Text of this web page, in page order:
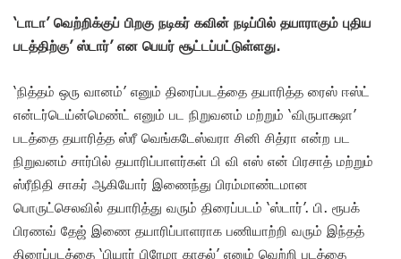
‘டாடா’ வெற்றிக்குப் பிறகு நடிகர் கவின் நடிப்பில் தயாராகும் புதிய
படத்திற்கு’ ஸ்டார்’ என பெயர் சூட்டப்பட்டுள்ளது.
‘நித்தம் ஒரு வானம்’ எனும் திரைப்படத்தை தயாரித்த ரைஸ் ஈஸ்ட்
என்டர்டெய்ன்மெண்ட் எனும் பட நிறுவனம் மற்றும் ‘விருபாக்ஷா’
படத்தை தயாரித்த ஸ்ரீ வெங்கடேஸ்வரா சினி சித்ரா என்ற பட
நிறுவனம் சார்பில் தயாரிப்பாளர்கள் பி வி எஸ் என் பிரசாத் மற்றும்
ஸ்ரீநிதி சாகர் ஆகியோர் இணைந்து பிரம்மாண்டமான
பொருட்செலவில் தயாரித்து வரும் திரைப்படம் ‘ஸ்டார்’. பி. ரூபக்
பிரணவ் தேஜ் இணை தயாரிப்பாளராக பணியாற்றி வரும் இந்தத்
திரைப்படத்தை ‘பியார் பிரேமா காதல்’ எனும் வெற்றி படத்தை